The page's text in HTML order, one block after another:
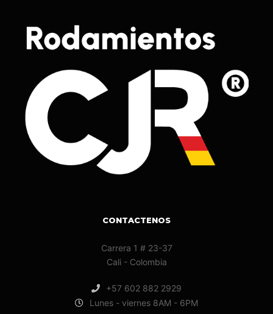
CONTACTENOS
Carrera 1 # 23-37
Cali - Colombia
+57 602 882 2929
Lunes - viernes 8AM - 6PM